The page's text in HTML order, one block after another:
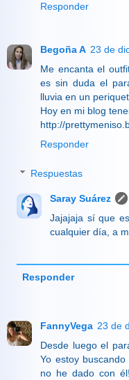
Responder
Begoña A 23 de
Me encanta el
es sin duda el
lluvia en un
Hoy en mi blog
http://
Responder
Respuestas
Saray Suárez
Jajajaja sí que
cualquier día, a
Responder
FannyVega 23 de
Desde luego el
Yo estoy
no he dado con